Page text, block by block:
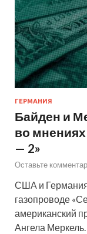
ГЕРМАНИЯ
Байден и
во
— 2»
Оставьте
США и
газопроводе
американский
Ангела